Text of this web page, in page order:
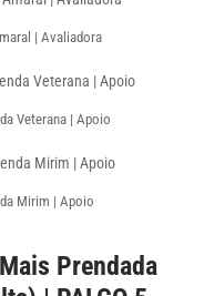
| Avaliadora
Veterana | Apoio
Mirim | Apoio
Prendada